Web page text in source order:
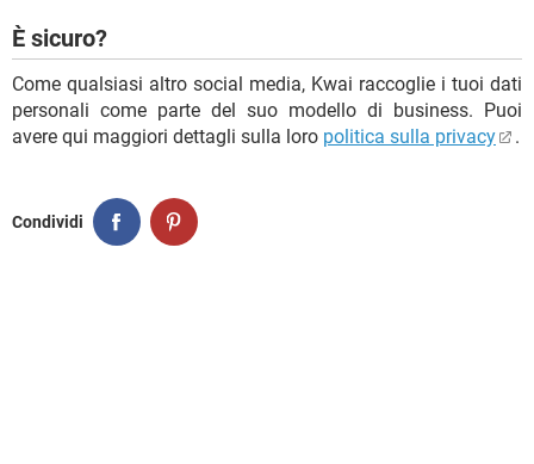
È sicuro?
Come qualsiasi altro social media, Kwai raccoglie i tuoi dati
personali come parte del suo modello di business. Puoi
avere qui maggiori dettagli sulla loro politica sulla privacy .
Condividi